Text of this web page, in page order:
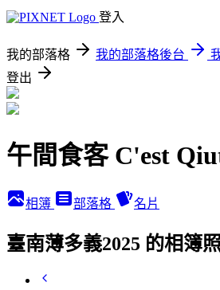
登入
我的部落格 我的部落格後台
登出
午間食客 C'est
相簿 部落格 名片
臺南薄多義2025 的相簿